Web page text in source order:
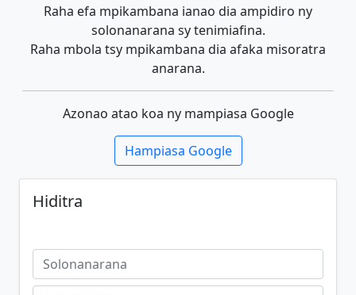
Raha efa mpikambana ianao dia ampidiro ny
solonanarana sy tenimiafina.
Raha mbola tsy mpikambana dia afaka misoratra
anarana.
Azonao atao koa ny mampiasa Google
Hampiasa Google
Hiditra